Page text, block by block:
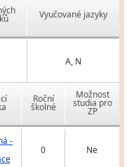
Vyučované jazyky
A, N
Roční
školné
Možnost
studia pro
ZP
-
0 Ne